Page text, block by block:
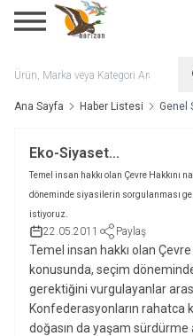
Ana Sayfa Haber Listesi Genel
Eko-Siyaset...
Temel insan hakkı olan Çevre Hakkını
döneminde siyasilerin sorgulanması
istiyoruz.
22.05.2011 Paylaş
Temel insan hakkı olan Çevre
konusunda, seçim
gerektiğini vurgulayanlar
Konfederasyonların rahatca
doğasın da yaşam sürdürme